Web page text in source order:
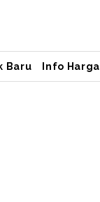
Baru Info Harga